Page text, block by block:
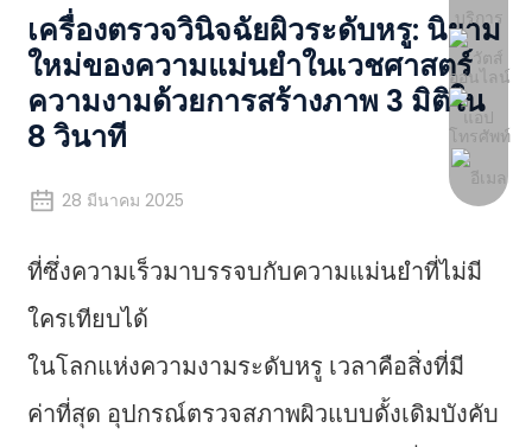
เครื่องตรวจวินิจฉัยผิวระดับหรู: นิยาม
ใหม่ของความแม่นยำในเวชศาสตร์
ความงามด้วยการสร้างภาพ 3 มิติใน
8 วินาที
28 มีนาคม 2025
ที่ซึ่งความเร็วมาบรรจบกับความแม่นยำที่ไม่มี
ใครเทียบได้
ในโลกแห่งความงามระดับหรู เวลาคือสิ่งที่มี
ค่าที่สุด อุปกรณ์ตรวจสภาพผิวแบบดั้งเดิมบังคับ